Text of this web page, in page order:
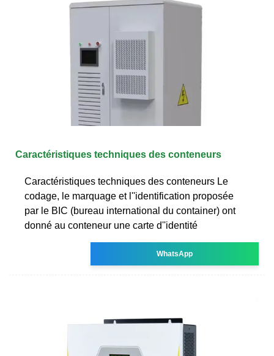
Caractéristiques techniques des conteneurs
Caractéristiques techniques des conteneurs Le
codage, le marquage et l''identification proposée
par le BIC (bureau international du container) ont
donné au conteneur une carte d''identité
WhatsApp